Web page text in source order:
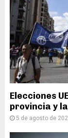
Elecciones
provincia y
5 de agosto de